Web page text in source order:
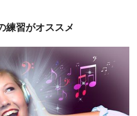
練習がオススメ